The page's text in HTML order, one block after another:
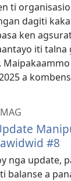
ti
dagiti
ken
iti
a
#8
nga update,
balanse a